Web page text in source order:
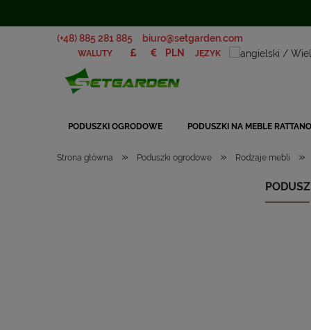
(+48) 885 281 885 biuro@setgarden.com
JĘZYK
WALUTY
PODUSZKI OGRODOWE PODUSZKI NA MEBLE
Strona główna » Poduszki ogrodowe » Rodzaje mebli »